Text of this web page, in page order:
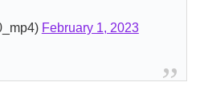
February 1, 2023